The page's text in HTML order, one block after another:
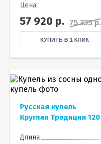
Цена:
57 920 р. 75 335 р.
КУПИТЬ В 1 КЛИК
Русская купель
Круглая Традиция 120
Длина